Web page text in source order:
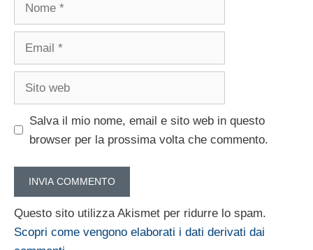
Email
Sito
Salva il mio nome, email e sito web in questo
browser per la prossima volta che commento.
Questo sito utilizza Akismet per ridurre lo spam.
Scopri come vengono elaborati i dati derivati dai